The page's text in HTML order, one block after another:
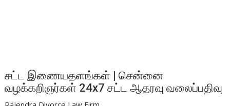
சட்ட இணையதளங்கள் | சென்னை
வழக்கறிஞர்கள் 24x7 சட்ட ஆதரவு வலைப்பதிவு